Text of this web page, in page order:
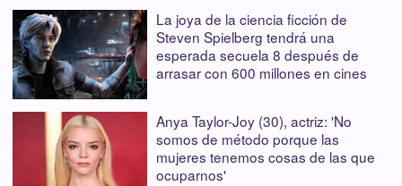
La joya de la ciencia ficción de
Steven Spielberg tendrá una
esperada secuela 8 después de
arrasar con 600 millones en cines
Anya Taylor-Joy (30), actriz: 'No
somos de método porque las
mujeres tenemos cosas de las que
ocuparnos'